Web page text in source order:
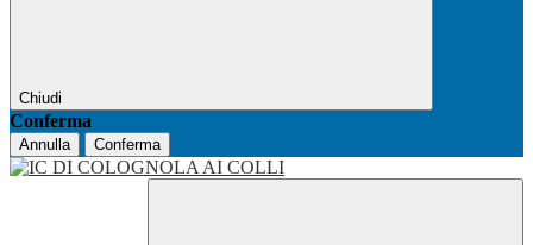
Chiudi
Conferma
Annulla Conferma